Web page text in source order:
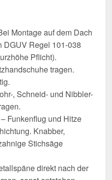
Montage auf dem Dach
DGUV Regel 101-038
Pflicht).
tragen.
, Schneid- und Nibbler-
– Funkenflug und Hitze
Knabber,
Stichsäge
direkt nach der